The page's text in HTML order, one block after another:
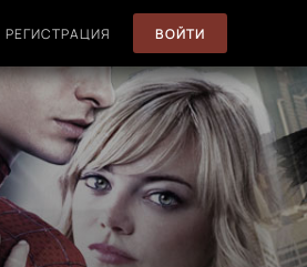
РЕГИСТРАЦИЯ ВОЙТИ